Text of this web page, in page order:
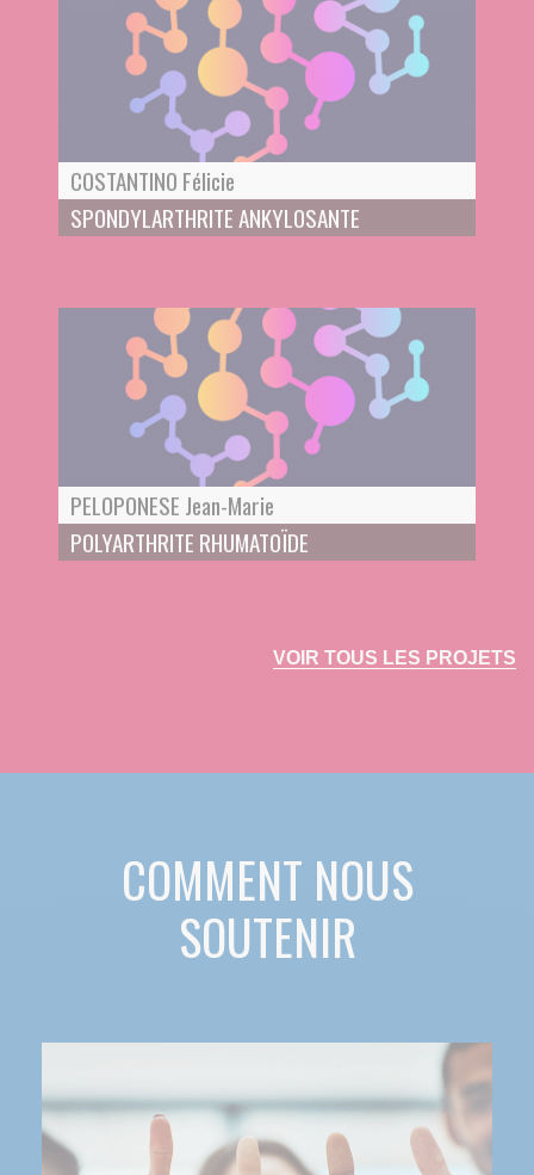
COSTANTINO Félicie
SPONDYLARTHRITE ANKYLOSANTE
PELOPONESE Jean-Marie
POLYARTHRITE RHUMATOÏDE
VOIR TOUS LES PROJETS
COMMENT NOUS
SOUTENIR